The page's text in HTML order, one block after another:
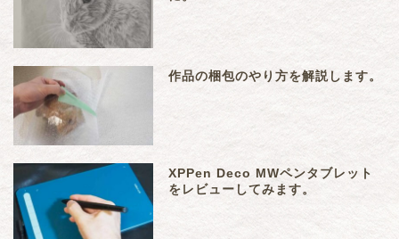
作品の梱包のやり方を解説します。
XPPen Deco MWペンタブレット
をレビューしてみます。